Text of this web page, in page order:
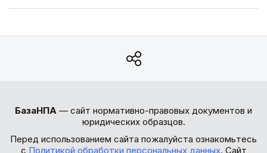
БазаНПА — сайт нормативно-правовых документов и
юридических образцов.
Перед использованием сайта пожалуйста ознакомьтесь
с Политикой обработки персональных данных. Сайт